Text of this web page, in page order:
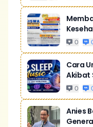
0
Cara
Akibat
0
Anies